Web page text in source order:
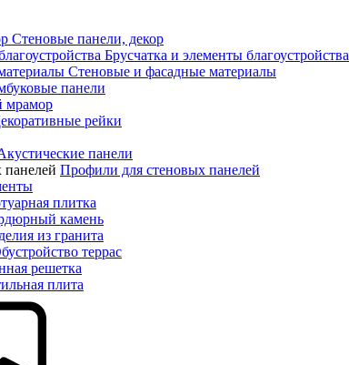
Стеновые панели, декор
Брусчатка и элементы благоустройства
Стеновые и фасадные материалы
панели
мрамор
рейки
панели
Профили для стеновых панелей
плитка
камень
из гранита
террас
решетка
плита